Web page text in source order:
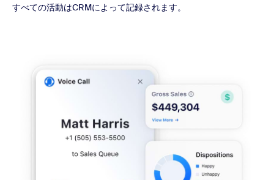
すべての活動はCRMによって記録されます。